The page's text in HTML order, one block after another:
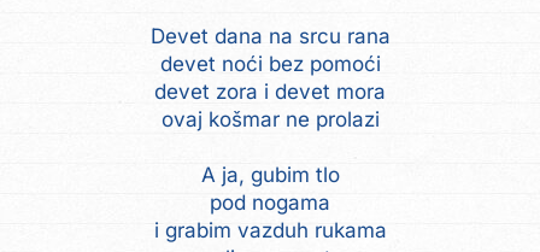
Devet dana na srcu rana
devet noći bez pomoći
devet zora i devet mora
ovaj košmar ne prolazi
A ja, gubim tlo
pod nogama
i grabim vazduh rukama